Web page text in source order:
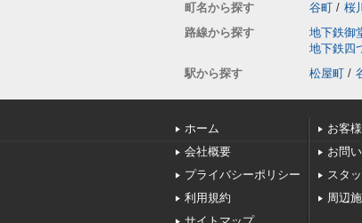
町名から探す
谷町 / 桜川
路線から探す
地下鉄御
地下鉄四
駅から探す
松屋町 /
ホーム
会社概要
プライバシーポリシー
利用規約
お客
お問
スタ
周辺